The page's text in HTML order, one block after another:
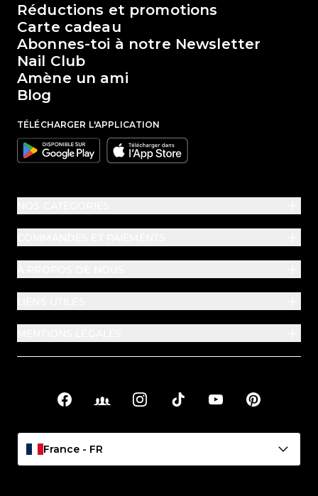
Le monde de Passione Beauty
Réductions et promotions
Carte cadeau
Abonnes-toi à notre Newsletter
Nail Club
Amène un ami
Blog
TÉLÉCHARGER L'APPLICATION
Google Apple
Liens sociaux
FacebookFacebook Groups
InstagramTikTok YouTubePinterest
France - FR